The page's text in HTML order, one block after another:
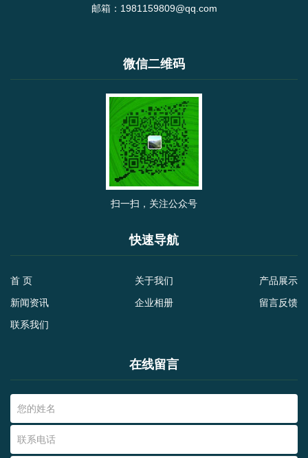
邮箱：1981159809@qq.com
微信二维码
扫一扫，关注公众号
快速导航
首 页 关于我们
产品展示
新闻资讯
企业相册
留言反馈
联系我们
在线留言